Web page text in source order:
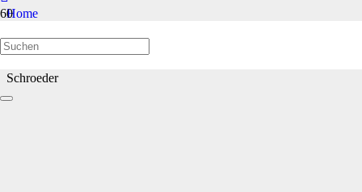
Home
Welpen/Junghunde bis 1 Jahr
Schroeder